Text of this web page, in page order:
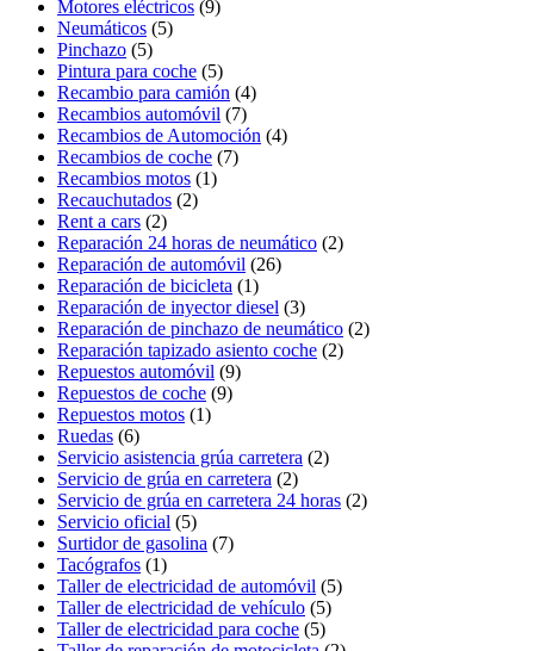
Motores eléctricos (9)
Neumáticos (5)
Pinchazo (5)
Pintura para coche (5)
Recambio para camión (4)
Recambios automóvil (7)
Recambios de Automoción (4)
Recambios de coche (7)
Recambios motos (1)
Recauchutados (2)
Rent a cars (2)
Reparación 24 horas de neumático (2)
Reparación de automóvil (26)
Reparación de bicicleta (1)
Reparación de inyector diesel (3)
Reparación de pinchazo de neumático (2)
Reparación tapizado asiento coche (2)
Repuestos automóvil (9)
Repuestos de coche (9)
Repuestos motos (1)
Ruedas (6)
Servicio asistencia grúa carretera (2)
Servicio de grúa en carretera (2)
Servicio de grúa en carretera 24 horas (2)
Servicio oficial (5)
Surtidor de gasolina (7)
Tacógrafos (1)
Taller de electricidad de automóvil (5)
Taller de electricidad de vehículo (5)
Taller de electricidad para coche (5)